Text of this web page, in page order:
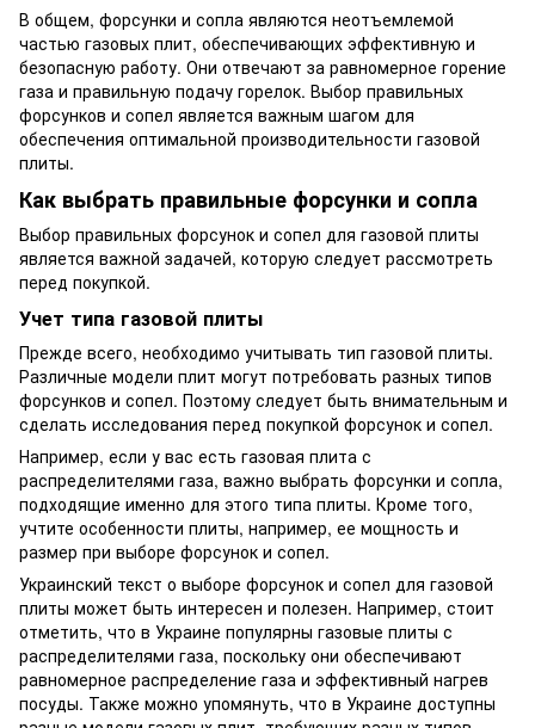
В общем, форсунки и сопла являются неотъемлемой
частью газовых плит, обеспечивающих эффективную и
безопасную работу. Они отвечают за равномерное горение
газа и правильную подачу горелок. Выбор правильных
форсунков и сопел является важным шагом для
обеспечения оптимальной производительности газовой
плиты.
Как выбрать правильные форсунки и сопла
Выбор правильных форсунок и сопел для газовой плиты
является важной задачей, которую следует рассмотреть
перед покупкой.
Учет типа газовой плиты
Прежде всего, необходимо учитывать тип газовой плиты.
Различные модели плит могут потребовать разных типов
форсунков и сопел. Поэтому следует быть внимательным и
сделать исследования перед покупкой форсунок и сопел.
Например, если у вас есть газовая плита с
распределителями газа, важно выбрать форсунки и сопла,
подходящие именно для этого типа плиты. Кроме того,
учтите особенности плиты, например, ее мощность и
размер при выборе форсунок и сопел.
Украинский текст о выборе форсунок и сопел для газовой
плиты может быть интересен и полезен. Например, стоит
отметить, что в Украине популярны газовые плиты с
распределителями газа, поскольку они обеспечивают
равномерное распределение газа и эффективный нагрев
посуды. Также можно упомянуть, что в Украине доступны